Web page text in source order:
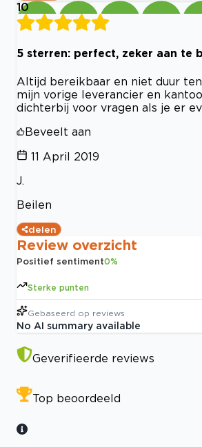
10
5 sterren: perfect, zeker aan te
Altijd bereikbaar en niet duur
mijn vorige leverancier en
dichterbij voor vragen als je er
Beveelt aan
11 April 2019
J.
Beilen
delen
Review overzicht
Positief sentiment0%
Sterke punten
Gebaseerd op reviews
No AI summary available
Geverifieerde reviews
Top beoordeeld